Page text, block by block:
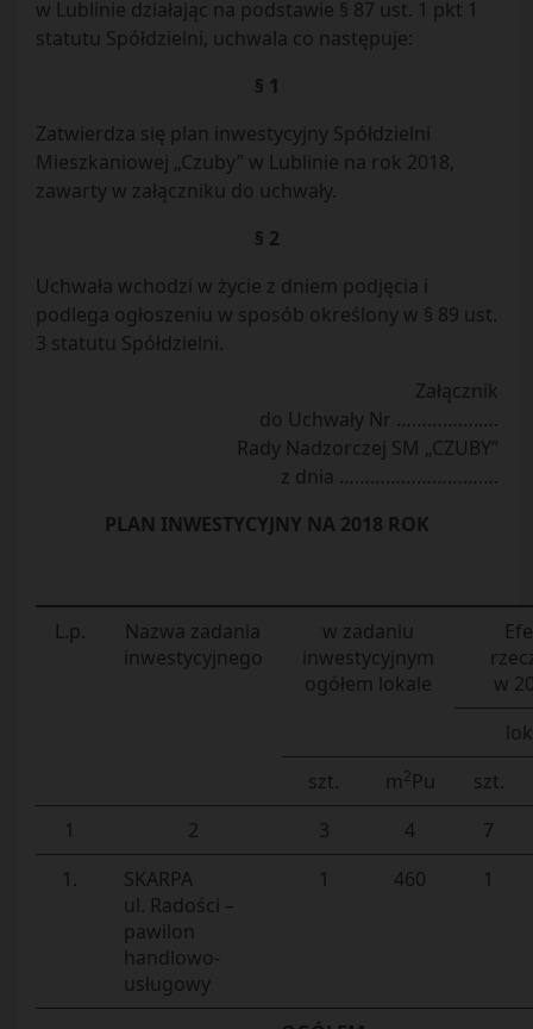
w Lublinie działając na podstawie § 87 ust. 1 pkt 1
statutu Spółdzielni, uchwala co następuje:
§ 1
Zatwierdza się plan inwestycyjny Spółdzielni
Mieszkaniowej „Czuby” w Lublinie na rok 2018,
zawarty w załączniku do uchwały.
§ 2
Uchwała wchodzi w życie z dniem podjęcia i
podlega ogłoszeniu w sposób określony w § 89 ust.
3 statutu Spółdzielni.
Załącznik
do Uchwały Nr …………….….
Rady Nadzorczej SM „CZUBY”
z dnia ………………………….
PLAN INWESTYCYJNY NA 2018 ROK
L.p.
Nazwa zadania
inwestycyjnego
w zadaniu
inwestycyjnym
ogółem lokale
w
szt.
m2Pu
szt.
1
2 3 4
7
1.
SKARPA
ul. Radości –
pawilon
handlowo-
usługowy
1 460 1